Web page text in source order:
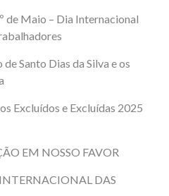
de Maio – Dia Internacional
Santo Dias da Silva e os
Excluídos e Excluídas 2025
EM NOSSO FAVOR
DAS